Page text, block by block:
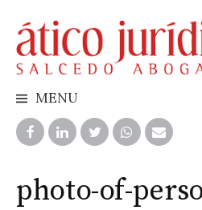
to
content
MENU
photo-of-